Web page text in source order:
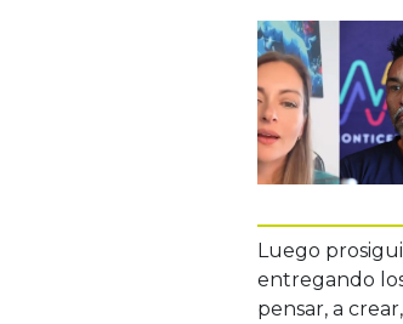
Luego
entregando
pensar, a crear,